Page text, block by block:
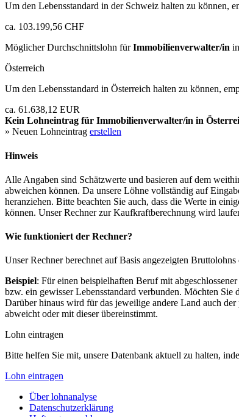
Um den Lebensstandard in der Schweiz halten zu können,
ca. 103.199,56 CHF
Möglicher Durchschnittslohn fürImmobilienverwalter/in
Österreich
Um den Lebensstandard in Österreich halten zu können,
ca. 61.638,12 EUR
Kein Lohneintrag für Immobilienverwalter/in in
» Neuen Lohneintrag erstellen
Hinweis
Alle Angaben sind Schätzwerte und basieren auf dem
abweichen können. Da unsere Löhne vollständig auf
heranziehen. Bitte beachten Sie auch, dass die Werte in
können. Unser Rechner zur Kaufkraftberechnung wird
Wie funktioniert der Rechner?
Unser Rechner berechnet auf Basis angezeigten
Beispiel: Für einen beispielhaften Beruf mit
bzw. ein gewisser Lebensstandard verbunden. Möchten
Darüber hinaus wird für das jeweilige andere Land auch
abweicht oder mit dieser übereinstimmt.
Lohn eintragen
Bitte helfen Sie mit, unsere Datenbank aktuell zu halten,
Lohn eintragen
Über lohnanalyse
Datenschutzerklärung